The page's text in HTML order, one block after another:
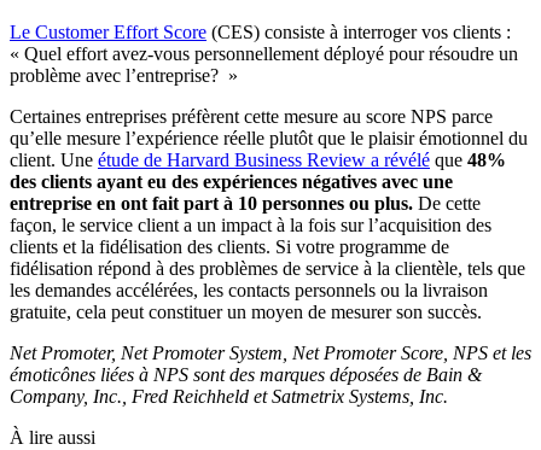
Le Customer Effort Score (CES) consiste à interroger vos clients :
« Quel effort avez-vous personnellement déployé pour résoudre un
problème avec l’entreprise? »
Certaines entreprises préfèrent cette mesure au score NPS parce
qu’elle mesure l’expérience réelle plutôt que le plaisir émotionnel du
client. Une étude de Harvard Business Review a révélé que 48%
des clients ayant eu des expériences négatives avec une
entreprise en ont fait part à 10 personnes ou plus. De cette
façon, le service client a un impact à la fois sur l’acquisition des
clients et la fidélisation des clients. Si votre programme de
fidélisation répond à des problèmes de service à la clientèle, tels que
les demandes accélérées, les contacts personnels ou la livraison
gratuite, cela peut constituer un moyen de mesurer son succès.
Net Promoter, Net Promoter System, Net Promoter Score, NPS et les
émoticônes liées à NPS sont des marques déposées de Bain &
Company, Inc., Fred Reichheld et Satmetrix Systems, Inc.
À lire aussi